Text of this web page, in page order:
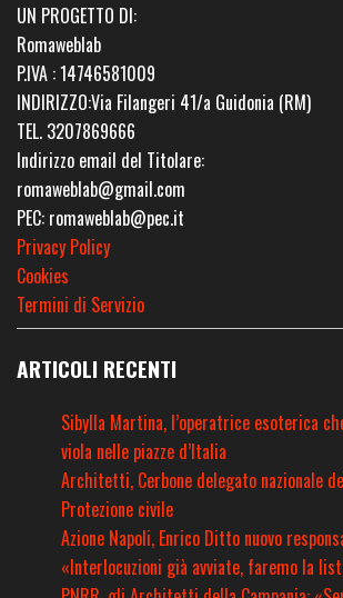
UN PROGETTO DI:
Romaweblab
P.IVA : 14746581009
INDIRIZZO:Via Filangeri 41/a Guidonia (RM)
TEL. 3207869666
Indirizzo email del Titolare:
romaweblab@gmail.com
PEC: romaweblab@pec.it
Privacy Policy
Cookies
Termini di Servizio
ARTICOLI RECENTI
Sibylla Martina, l’operatrice esoterica
viola nelle piazze d’Italia
Architetti, Cerbone delegato nazionale
Protezione civile
Azione Napoli, Enrico Ditto nuovo
«Interlocuzioni già avviate, faremo la